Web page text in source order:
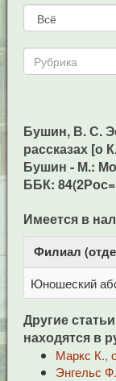
Бушин, В. С.
рассказах [о
Бушин - М.:
ББК:
Имеется в
Филиал
Юношеский
Другие
находятся в
Маркс К.,
Энгельс